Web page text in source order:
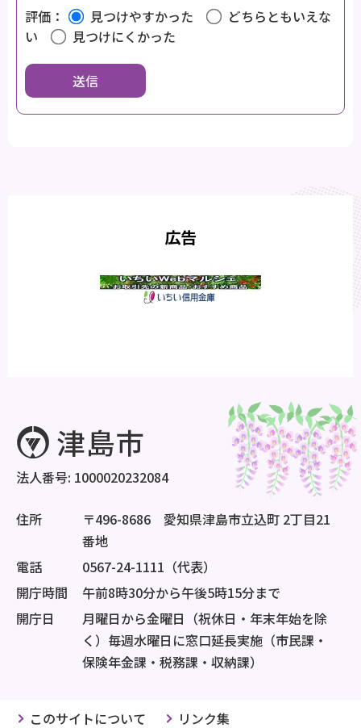
評価：
見つけやすかった
どちらともいえな
い
見つけにくかった
広告
法人番号: 1000020232084
住所
〒496-8686 愛知県津島市立込町 2丁目21
番地
電話
0567-24-1111（代表）
開庁時間
午前8時30分から午後5時15分まで
開庁日
月曜日から金曜日（祝休日・年末年始を除
く）毎週水曜日に窓口延長実施（市民課・
保険年金課・税務課・収納課）
このサイトについて リンク集